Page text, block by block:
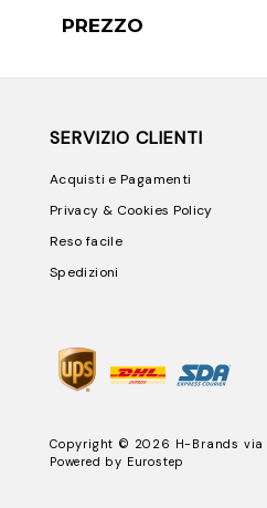
PREZZO
SERVIZIO CLIENTI
Acquisti e Pagamenti
Privacy & Cookies Policy
Reso facile
Spedizioni
Copyright © 2026 H-Brands via
Powered by Eurostep